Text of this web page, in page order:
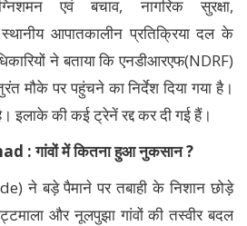
एवं बचाव, नागरिक सुरक्षा,
आपातकालीन प्रतिक्रिया दल के
ने बताया कि एनडीआरएफ(NDRF)
मौके पर पहुंचने का निर्देश दिया गया है।
इलाके की कई ट्रेनें रद्द कर दी गई हैं।
: गांवों में कितना हुआ नुकसान ?
ने बड़े पैमाने पर तबाही के निशान छोड़े
और नूलपुझा गांवों की तस्वीर बदल